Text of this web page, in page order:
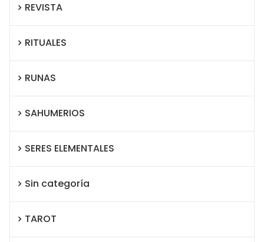
REVISTA
RITUALES
RUNAS
SAHUMERIOS
SERES ELEMENTALES
Sin categoría
TAROT